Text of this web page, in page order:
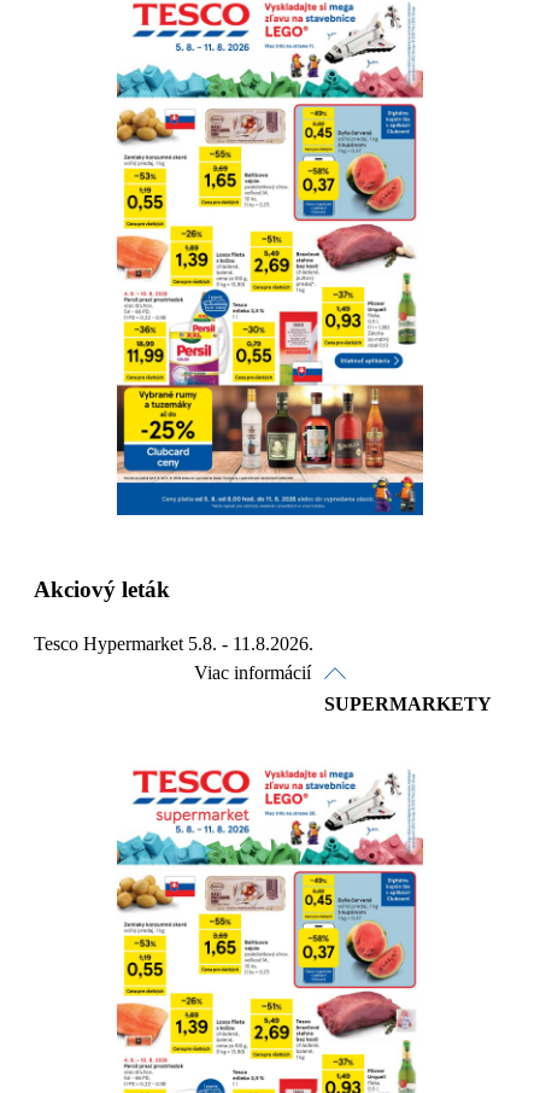
Akciový leták
Tesco Hypermarket 5.8. - 11.8.2026.
Viac informácií
Pozrieť online
Stiahnuť
SUPERMARKETY